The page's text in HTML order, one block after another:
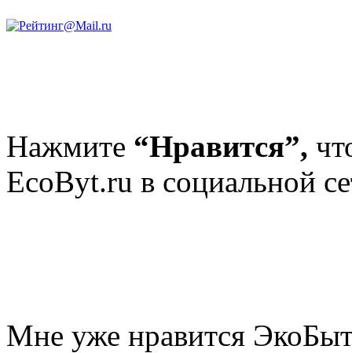
Нажмите “Нравится”,
EcoByt.ru в социальной
Мне уже нравится